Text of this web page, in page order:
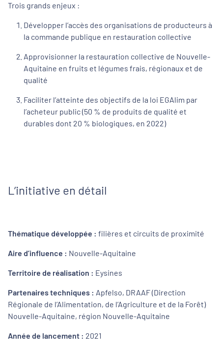
Trois grands enjeux :
Développer l’accès des organisations de producteurs à
la commande publique en restauration collective
Approvisionner la restauration collective de Nouvelle-
Aquitaine en fruits et légumes frais, régionaux et de
qualité
Faciliter l’atteinte des objectifs de la loi EGAlim par
l’acheteur public (50 % de produits de qualité et
durables dont 20 % biologiques, en 2022)
L’initiative en détail
Thématique développée : filières et circuits de proximité
Aire d’influence : Nouvelle-Aquitaine
Territoire de réalisation : Eysines
Partenaires techniques : Apfelso, DRAAF (Direction
Régionale de l’Alimentation, de l’Agriculture et de la Forêt)
Nouvelle-Aquitaine, région Nouvelle-Aquitaine
Année de lancement : 2021